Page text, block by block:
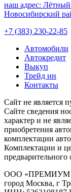
наш адрес:
Новосибирский
+7 (383) 230-22-85
Автомобили
Автокредит
Выкуп
Трейд ин
Контакты
Cайт не является
Сайте сведения
характер и не
приобретения
комплектации
Комплектации и
ООО «ПРЕМИУМ
город Москва, г